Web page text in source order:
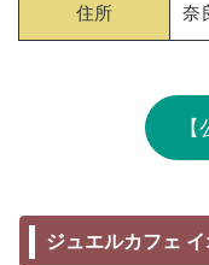
住所 奈
ジュエルカフェ